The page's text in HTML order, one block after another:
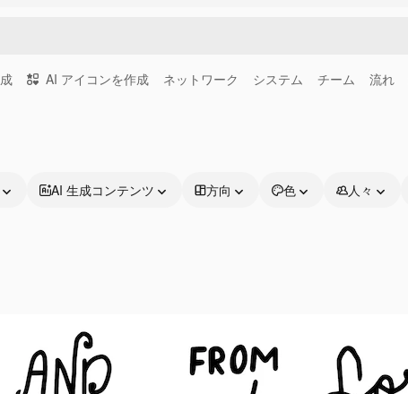
AI アイコンを作成 ネットワーク システム チーム 流れ
AI 生成コンテンツ 方向 色 人々